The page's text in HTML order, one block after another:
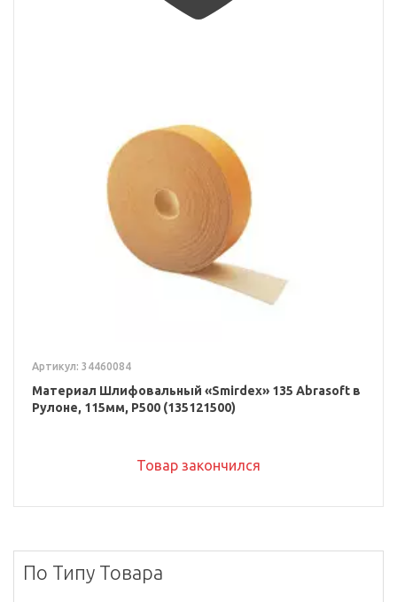
Артикул: 34460084
Материал Шлифовальный «Smirdex» 135 Abrasoft в
Рулоне, 115мм, P500 (135121500)
Товар закончился
По Типу Товара